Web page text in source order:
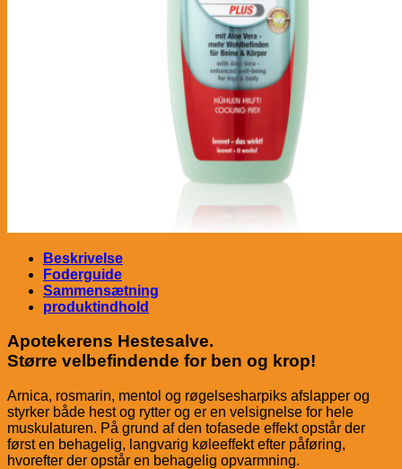
Beskrivelse
Foderguide
Sammensætning
produktindhold
Apotekerens Hestesalve.
Større velbefindende for ben og krop!
Arnica, rosmarin, mentol og røgelsesharpiks afslapper og
styrker både hest og rytter og er en velsignelse for hele
muskulaturen. På grund af den tofasede effekt opstår der
først en behagelig, langvarig køleeffekt efter påføring,
hvorefter der opstår en behagelig opvarmning.